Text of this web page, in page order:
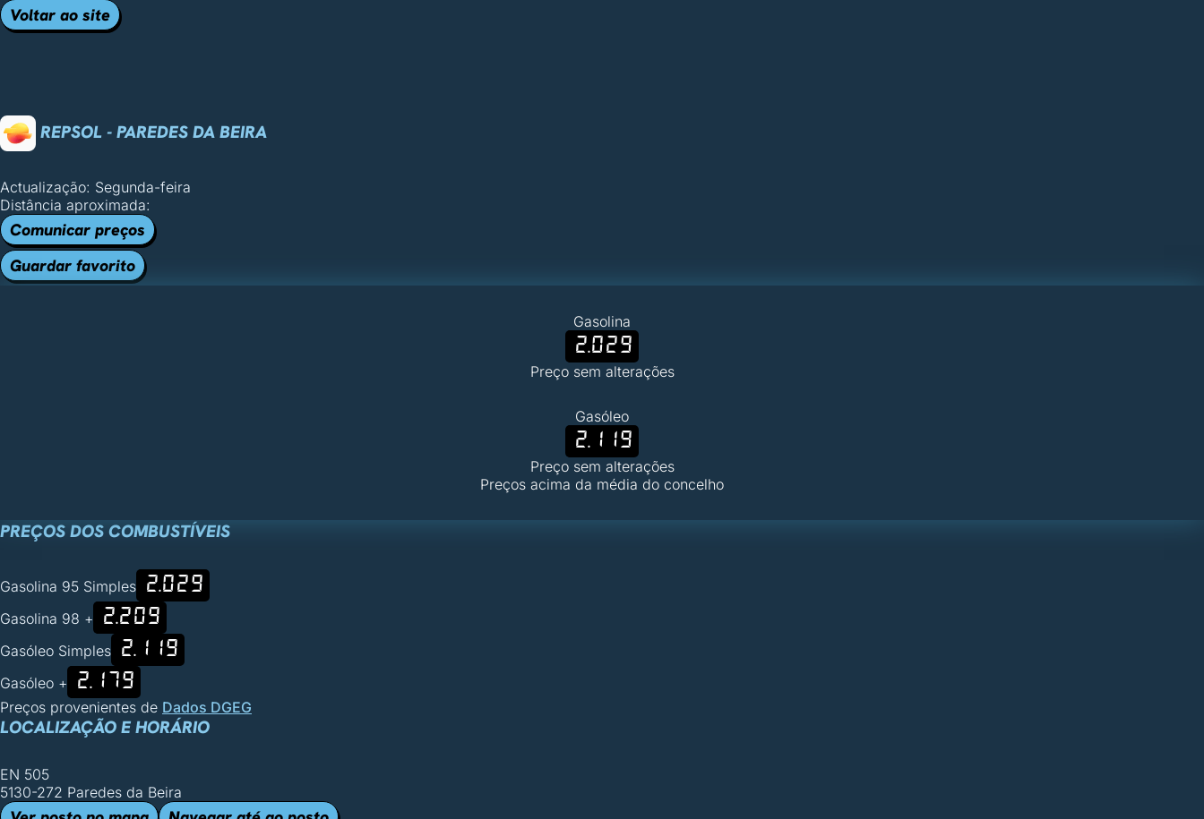
Voltar ao site
REPSOL - PAREDES DA BEIRA
Actualização: Segunda-feira
Distância aproximada:
Comunicar preços
Guardar favorito
Gasolina
2.029
Preço sem alterações
Gasóleo
2.119
Preço sem alterações
Preços acima da média do concelho
PREÇOS DOS COMBUSTÍVEIS
Gasolina 95 Simples 2.029
Gasolina 98 + 2.209
Gasóleo Simples 2.119
Gasóleo + 2.179
Preços provenientes de Dados DGEG
LOCALIZAÇÃO E HORÁRIO
EN 505
5130-272 Paredes da Beira